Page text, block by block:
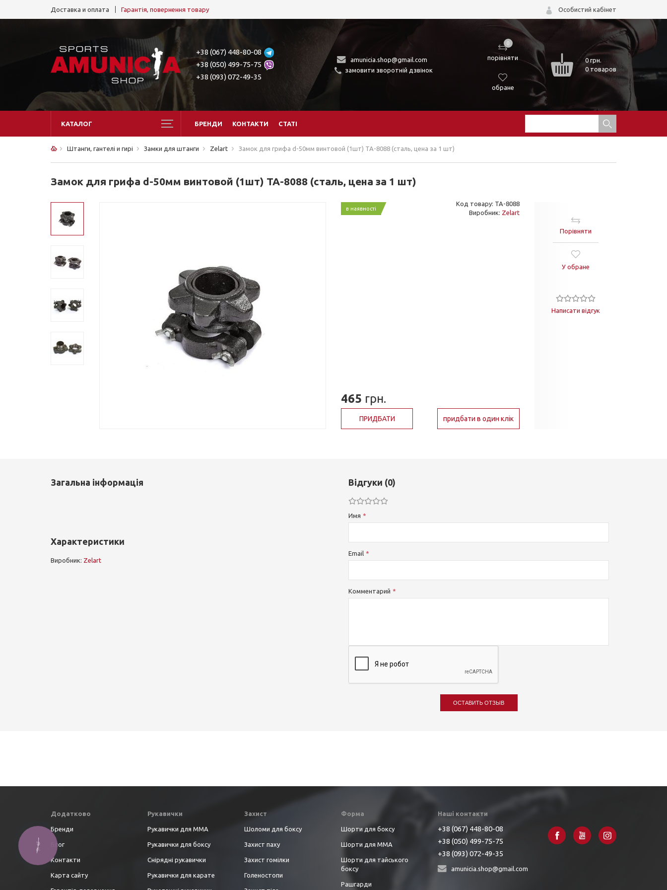
Доставка и оплата Гарантія, повернення товару Особистий кабінет
+38 (067) 448-80-08
+38 (050) 499-75-75
+38 (093) 072-49-35
amunicia.shop@gmail.com
замовити зворотній дзвінок
0
порівняти
обране
0грн.
0 товаров
КАТАЛОГ БРЕНДИ КОНТАКТИ СТАТІ
Штанги, гантелі и гирі Замки для штанги Zelart Замок для грифа d-50мм винтовой (1шт) TA-8088 (сталь, цена за 1 шт)
Замок для грифа d-50мм винтовой (1шт) TA-8088 (сталь, цена за 1 шт)
в наявності
Код товару: TA-8088
Виробник: Zelart
465 грн.
ПРИДБАТИ придбати в один клік
Порівняти
У обране
Написати відгук
Загальна інформація
Характеристики
Виробник: Zelart
Відгуки (0)
Имя
Email
Комментарий
ОСТАВИТЬ ОТЗЫВ
Додатково
Бренди
Блог
Контакти
Карта сайту
Рукавички
Рукавички для ММА
Рукавички для боксу
Снірядні рукавички
Рукавички для карате
Захист
Шоломи для боксу
Захист паху
Захист гомілки
Голеностопи
Форма
Шорти для боксу
Шорти для ММА
Шорти для тайського
боксу
Рашгарди
Наші контакти
+38 (067) 448-80-08
+38 (050) 499-75-75
+38 (093) 072-49-35
amunicia.shop@gmail.com